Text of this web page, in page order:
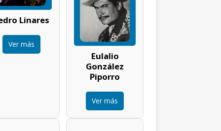
Linares
Ver más
Eulalio
González
Piporro
Ver más